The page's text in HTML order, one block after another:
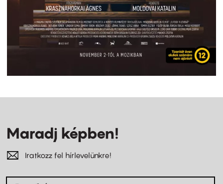
Maradj képben!
Iratkozz fel hírlevelünkre!